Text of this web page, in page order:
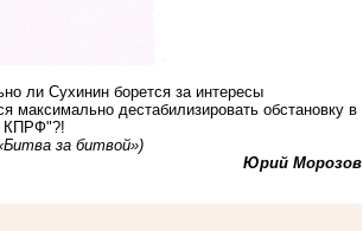
ли Сухинин борется за интересы
максимально дестабилизировать обстановку в
КПРФ"?!
за битвой»)
Юрий Морозов